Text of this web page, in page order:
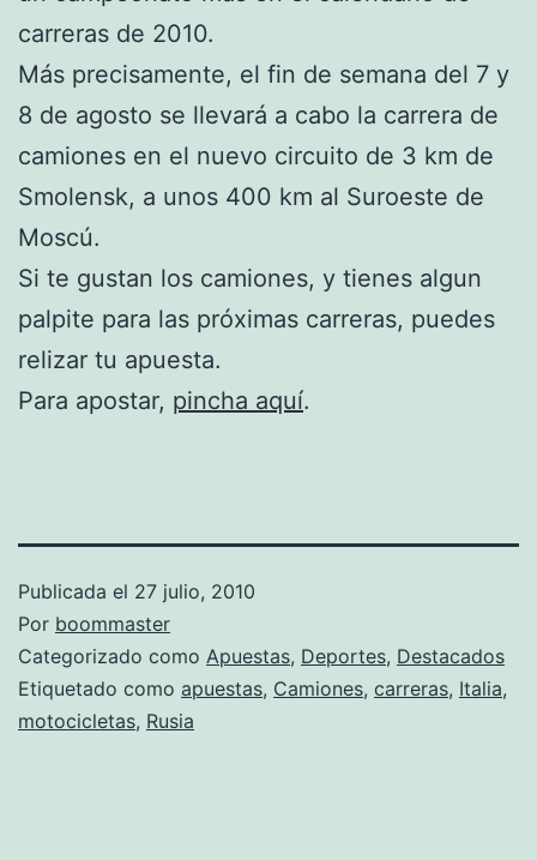
carreras de 2010.
Más precisamente, el fin de semana del 7 y
8 de agosto se llevará a cabo la carrera de
camiones en el nuevo circuito de 3 km de
Smolensk, a unos 400 km al Suroeste de
Moscú.
Si te gustan los camiones, y tienes algun
palpite para las próximas carreras, puedes
relizar tu apuesta.
Para apostar, pincha aquí.
Publicada el 27 julio, 2010
Por boommaster
Categorizado como Apuestas, Deportes, Destacados
Etiquetado como apuestas, Camiones, carreras, Italia,
motocicletas, Rusia